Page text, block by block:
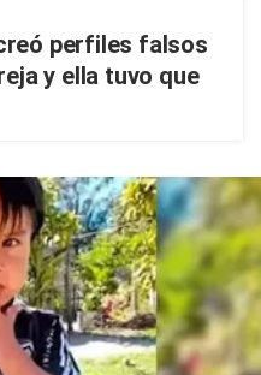
perfiles falsos
y ella tuvo que